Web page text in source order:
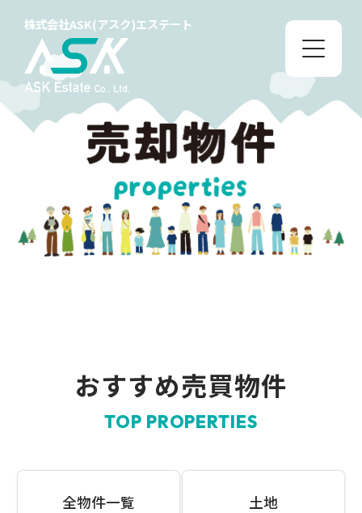
株式会社ASK(アスク)エステート
おすすめ売買物件
TOP PROPERTIES
全物件一覧 土地